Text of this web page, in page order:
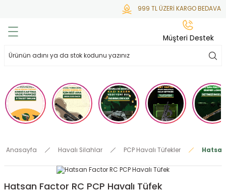
999 TL ÜZERİ KARGO BEDAVA
Anasayfa Havalı Silahlar PCP Havalı Tüfekler
Hatsan Factor RC PCP Havalı Tüfek